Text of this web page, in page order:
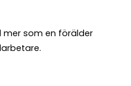
mer som en förälder